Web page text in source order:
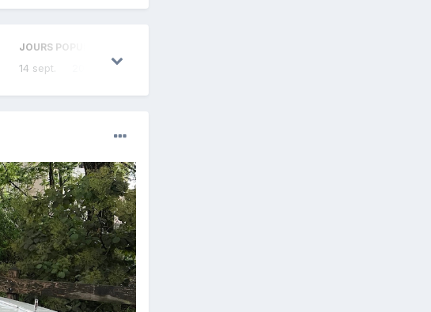
JOURS POPULAIRES
14 sept. 23 nov.